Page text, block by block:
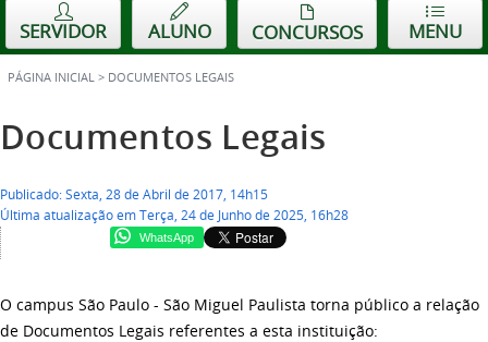
PÁGINA INICIAL > DOCUMENTOS LEGAIS
SERVIDOR ALUNO CONCURSOS MENU
Documentos Legais
Publicado: Sexta, 28 de Abril de 2017, 14h15
Última atualização em Terça, 24 de Junho de 2025, 16h28
WhatsApp
O campus São Paulo - São Miguel Paulista torna público a relação
de Documentos Legais referentes a esta instituição: